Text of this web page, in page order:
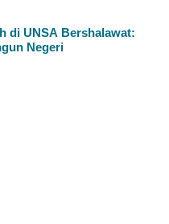
di UNSA Bershalawat:
Negeri